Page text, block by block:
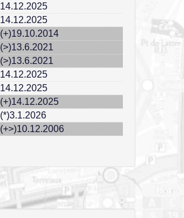
14.12.2025
14.12.2025
(+)19.10.2014
(>)13.6.2021
(>)13.6.2021
14.12.2025
14.12.2025
(+)14.12.2025
(*)3.1.2026
(+>)10.12.2006